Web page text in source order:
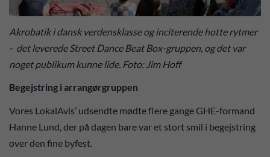
Akrobatik i dansk verdensklasse og inciterende hotte rytmer
- det leverede Street Dance Beat Box-gruppen, og det var
noget publikum kunne lide. Foto: Jim Hoff
Begejstring i arrangørgruppen
Vores LokalAvis’ udsendte mødte flere gange GHE-formand
Hanne Lund, der på dagen bare var et stort smil i begejstring
over den fine byfest.